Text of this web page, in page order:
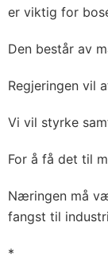
er viktig for
Den består av
Regjeringen vil
Vi vil styrke
For å få det til
Næringen må
fangst til
*